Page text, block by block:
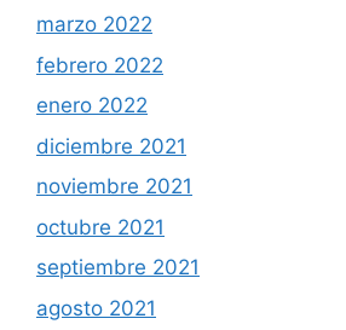
marzo 2022
febrero 2022
enero 2022
diciembre 2021
noviembre 2021
octubre 2021
septiembre 2021
agosto 2021